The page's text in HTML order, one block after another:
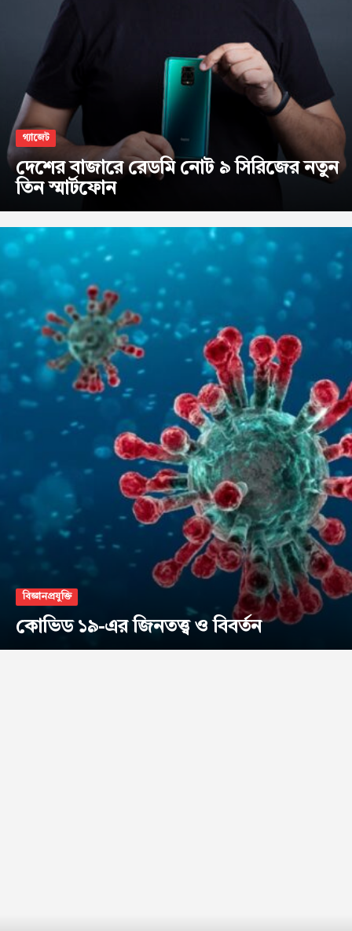
গ্যাজেট
দেশের বাজারে রেডমি নোট ৯ সিরিজের নতুন
তিন স্মার্টফোন
বিজ্ঞানপ্রযুক্তি
কোভিড ১৯-এর জিনতত্ত্ব ও বিবর্তন